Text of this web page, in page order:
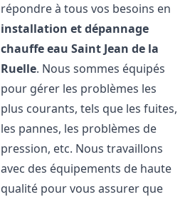
répondre à tous vos besoins en
installation et dépannage
chauffe eau Saint Jean de la
Ruelle. Nous sommes équipés
pour gérer les problèmes les
plus courants, tels que les fuites,
les pannes, les problèmes de
pression, etc. Nous travaillons
avec des équipements de haute
qualité pour vous assurer que